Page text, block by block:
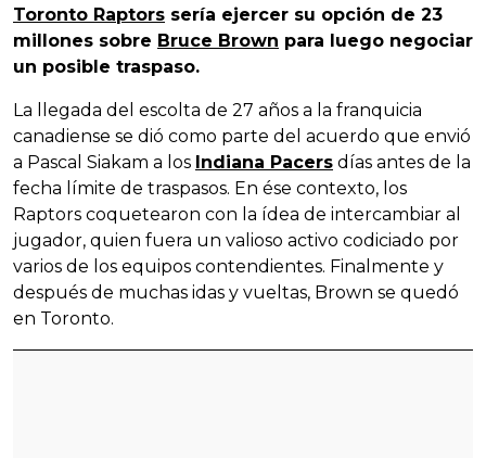
Toronto Raptors sería ejercer su opción de 23
millones sobre Bruce Brown para luego negociar
un posible traspaso.
La llegada del escolta de 27 años a la franquicia
canadiense se dió como parte del acuerdo que envió
a Pascal Siakam a los Indiana Pacers días antes de la
fecha límite de traspasos. En ése contexto, los
Raptors coquetearon con la ídea de intercambiar al
jugador, quien fuera un valioso activo codiciado por
varios de los equipos contendientes. Finalmente y
después de muchas idas y vueltas, Brown se quedó
en Toronto.